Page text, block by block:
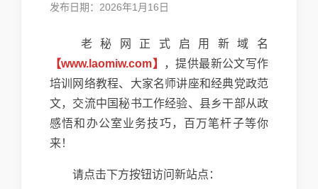
发布日期：2026年1月16日
老秘网正式启用新域名
【www.laomiw.com】
，提供最新公文写作
培训网络教程、大家名师讲座和经典党政范
文，交流中国秘书工作经验、县乡干部从政
感悟和办公室业务技巧，百万笔杆子等你
来！
请点击下方按钮访问新站点：